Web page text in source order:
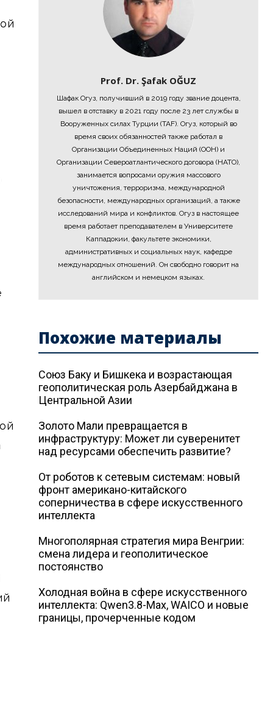
Prof. Dr. Şafak OĞUZ
Шафак Огуз, получивший в 2019 году звание доцента,
вышел в отставку в 2021 году после 23 лет службы в
Вооруженных силах Турции (TAF). Огуз, который во
время своих обязанностей также работал в
Организации Объединенных Наций (ООН) и
Организации Североатлантического договора (НАТО),
занимается вопросами оружия массового
уничтожения, терроризма, международной
безопасности, международных организаций, а также
исследований мира и конфликтов. Огуз в настоящее
время работает преподавателем в Университете
Каппадокии, факультете экономики,
административных и социальных наук, кафедре
международных отношений. Он свободно говорит на
английском и немецком языках.
Похожие материалы
Союз Баку и Бишкека и возрастающая
геополитическая роль Азербайджана в
Центральной Азии
Золото Мали превращается в
инфраструктуру: Может ли суверенитет
над ресурсами обеспечить развитие?
От роботов к сетевым системам: новый
фронт американо-китайского
соперничества в сфере искусственного
интеллекта
Многополярная стратегия мира Венгрии:
смена лидера и геополитическое
постоянство
Холодная война в сфере искусственного
интеллекта: Qwen3.8-Max, WAICO и новые
границы, прочерченные кодом